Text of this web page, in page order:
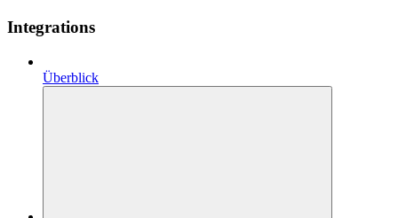
Integrations
Überblick